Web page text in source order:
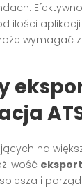
ilości
wymagać
na
i